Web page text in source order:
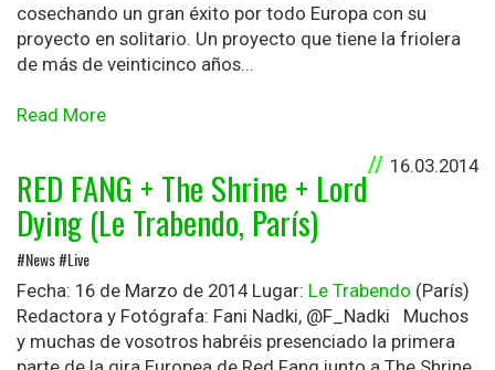
cosechando un gran éxito por todo Europa con su
proyecto en solitario. Un proyecto que tiene la friolera
de más de veinticinco años...
Read More
16.03.2014
RED FANG + The Shrine + Lord
Dying (Le Trabendo, París)
#News #Live
Fecha: 16 de Marzo de 2014 Lugar: Le Trabendo (París)
Redactora y Fotógrafa: Fani Nadki, @F_Nadki Muchos
y muchas de vosotros habréis presenciado la primera